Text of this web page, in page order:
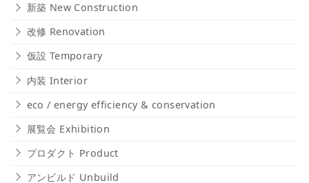
新築 New Construction
改修 Renovation
仮設 Temporary
内装 Interior
eco / energy efficiency & conservation
展覧会 Exhibition
プロダクト Product
アンビルド Unbuild